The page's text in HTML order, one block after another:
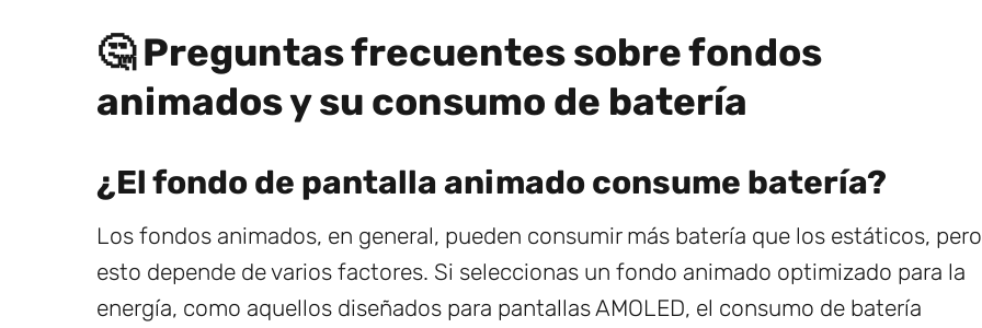
🤔 Preguntas frecuentes sobre fondos
animados y su consumo de batería
¿El fondo de pantalla animado consume batería?
Los fondos animados, en general, pueden consumir más batería que los estáticos, pero
esto depende de varios factores. Si seleccionas un fondo animado optimizado para la
energía, como aquellos diseñados para pantallas AMOLED, el consumo de batería